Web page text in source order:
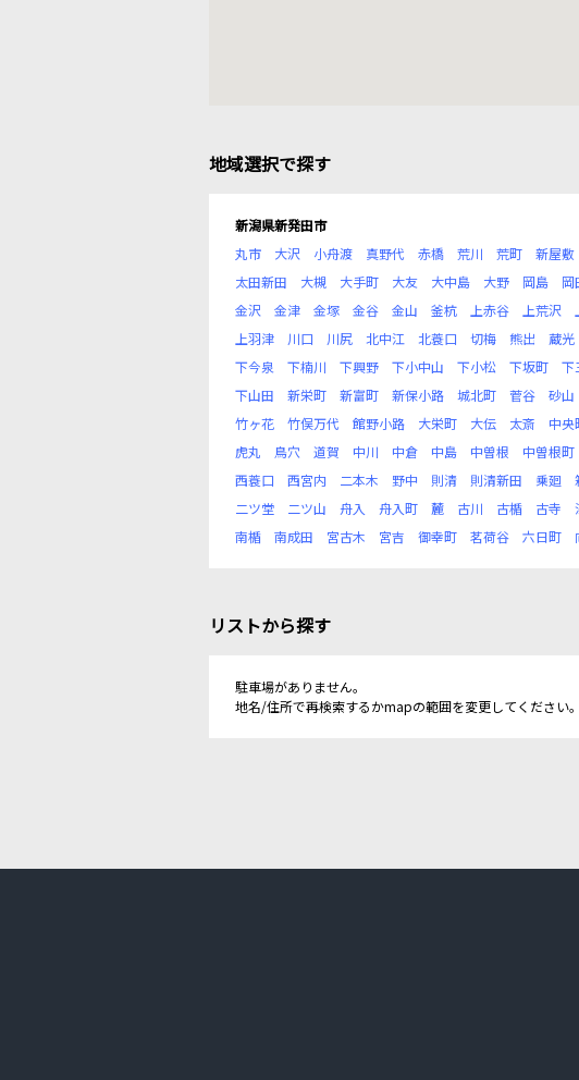
地域選択で探す
新潟県新発田市
丸市
大沢 小舟渡 真野代 赤橋 荒川 荒町 新屋敷
太田新田
大槻 大手町 大友 大中島 大野 岡島 岡
金沢
金津 金塚 金谷 金山 釜杭 上赤谷 上荒沢
上羽津
川口 川尻 北中江 北蓑口 切梅 熊出 蔵光
下今泉
下楠川 下興野 下小中山 下小松 下坂町 下
下山田
新栄町 新富町 新保小路 城北町 菅谷 砂山
竹ヶ花
竹俣万代 館野小路 大栄町 大伝 太斎 中央
虎丸
鳥穴 道賀 中川 中倉 中島 中曽根 中曽根町
西蓑口
西宮内 二本木 野中 則清 則清新田 乗廻
二ツ堂
二ツ山 舟入 舟入町 麓 古川 古楯 古寺
南楯
南成田 宮古木 宮吉 御幸町 茗荷谷 六日町
リストから探す
駐車場がありません。
地名/住所で再検索するかmapの範囲を変更してください。